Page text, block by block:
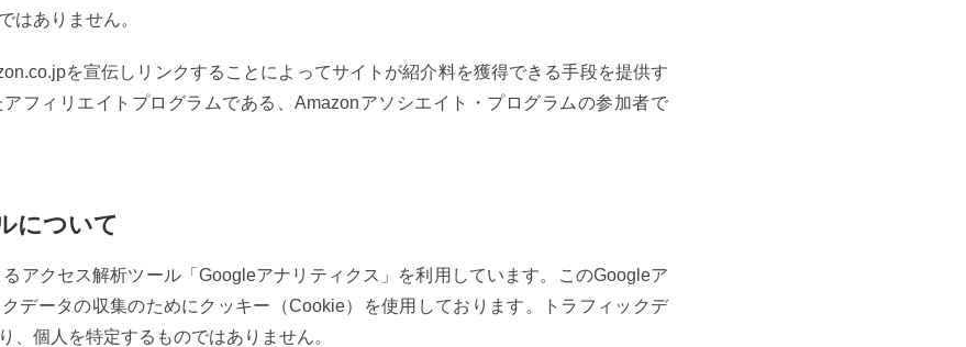
はありません。
を宣伝しリンクすることによってサイトが紹介料を獲得できる手段を提供す
フィリエイトプログラムである、Amazonアソシエイト・プログラムの参加者で
について
アクセス解析ツール「Googleアナリティクス」を利用しています。このGoogleア
データの収集のためにクッキー（Cookie）を使用しております。トラフィックデ
、個人を特定するものではありません。